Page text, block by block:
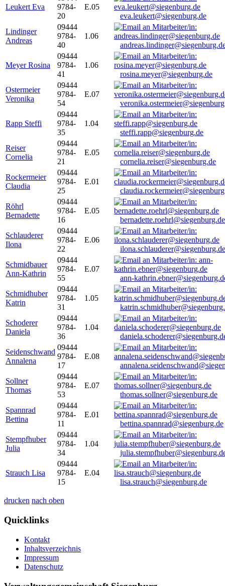
Leukert Eva
9784-
20
E.05
eva.leukert@siegenburg.de
Lindinger
Andreas
09444
9784-
40
1.06
Meyer Rosina
09444
9784-
41
1.06
rosina.meyer@siegenburg.de
Ostermeier
Veronika
09444
9784-
54
E.07
Rapp Steffi
09444
9784-
35
1.04
steffi.rapp@siegenburg.de
Reiser
Cornelia
09444
9784-
21
E.05
cornelia.reiser@siegenburg.de
Rockermeier
Claudia
09444
9784-
25
E.01
Röhrl
Bernadette
09444
9784-
16
E.05
bernadette.roehrl@siegenburg.de
Schlauderer
Ilona
09444
9784-
22
E.06
ilona.schlauderer@siegenburg.de
Schmidbauer
Ann-Kathrin
09444
9784-
55
E.07
ann-
Schmidhuber
Katrin
09444
9784-
31
1.05
Schoderer
Daniela
09444
9784-
36
1.04
Seidenschwand
Annalena
09444
9784-
17
E.08
Sollner
Thomas
09444
9784-
53
E.07
thomas.sollner@siegenburg.de
Spannrad
Bettina
09444
9784-
11
E.01
bettina.spannrad@siegenburg.de
Stempfhuber
Julia
09444
9784-
34
1.04
Strauch Lisa
09444
9784-
15
E.04
lisa.strauch@siegenburg.de
drucken nach oben
Quicklinks
Kontakt
Inhaltsverzeichnis
Impressum
Datenschutz